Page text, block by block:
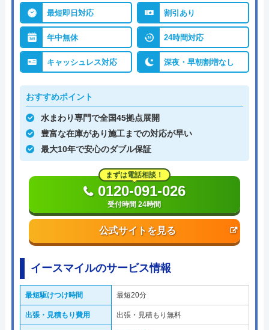
最短即日対応 割引あり
年中無休 24時間対応
キャッシュレス対応 深夜・早朝割増なし
おすすめポイント
水まわり専門で全国45拠点展開
豊富な在庫があり施工までの対応が早い
最大10年で安心のダブル保証
公式サイトを見る
まずは電話相談！
0120-091-026
受付時間 24時間
イースマイルのサービス情報
最短駆けつけ時間 最短20分
出張・見積もり費用 出張・見積もり無料